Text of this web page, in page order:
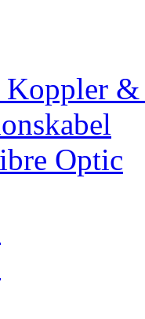
Koppler &
Optic